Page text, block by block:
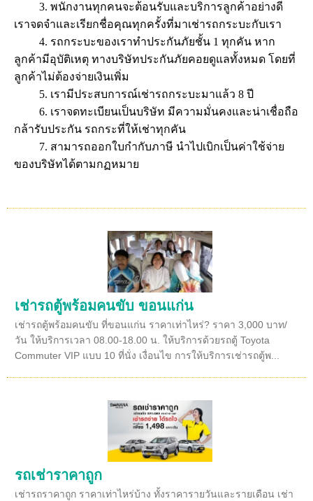
3. พนักงานทุกคนจะต้อนรับและบริการลูกค้าอย่างดี
เราจดจำและเรียกชื่อคุณทุกครั้งที่มาเช่ารถกระบะกับเรา
4. รถกระบะของเราทำประกันภัยชั้น 1 ทุกคัน หาก
ลูกค้ามีอุบัติเหตุ ทางบริษัทประกันภัยคอยดูแลทั้งหมด โดยที่
ลูกค้าไม่ต้องจ่ายเงินเพิ่ม
5. เรามีประสบการณ์เช่ารถกระบะมาแล้ว 8 ปี
6. เราจดทะเบียนเป็นบริษัท มีความมั่นคงและน่าเชื่อถือ
กล้ารับประกัน รถกระที่ให้เช่าทุกคัน
7. สามารถออกใบกำกับภาษี นำไปเบิกเป็นค่าใช้จ่าย
ของบริษัทได้ตามกฏหมาย
เช่ารถตู้พร้อมคนขับ ขอนแก่น
เช่ารถตู้พร้อมคนขับ ที่ขอนแก่น ราคาเท่าไหร่? ราคา 3,000 บาท/
วัน ให้บริการเวลา 08.00-18.00 น. ให้บริการด้วยรถตู้ Toyota
Commuter VIP แบบ 10 ที่นั่ง เงื่อนไข การให้บริการเช่ารถตู้พ...
รถเช่าราคาถูก
เช่ารถราคาถูก ราคาเท่าไหร่บ้าง ทั้งราคารายวันและรายเดือน เช่า